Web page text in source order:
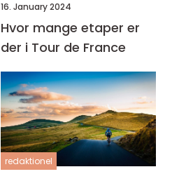
16. January 2024
Hvor mange etaper er
der i Tour de France
redaktionel